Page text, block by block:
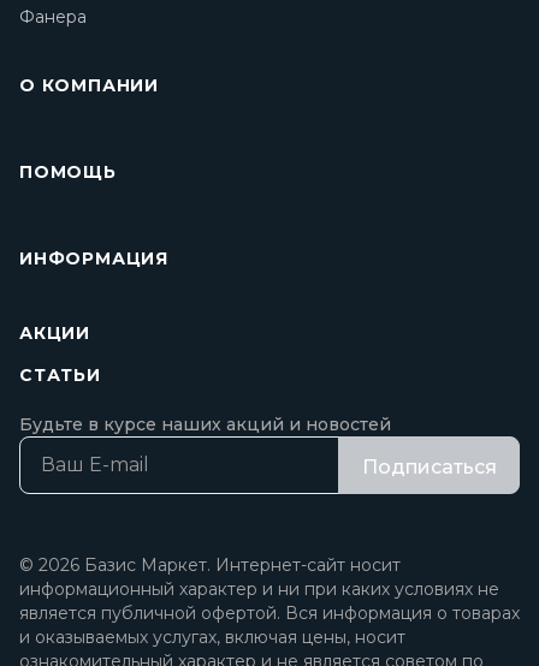
Фанера
О КОМПАНИИ
ПОМОЩЬ
ИНФОРМАЦИЯ
АКЦИИ
СТАТЬИ
Будьте в курсе наших акций и новостей
Подписаться
© 2026 Базис Маркет. Интернет-сайт носит
информационный характер и ни при каких условиях не
является публичной офертой. Вся информация о товарах
и оказываемых услугах, включая цены, носит
ознакомительный характер и не является советом по